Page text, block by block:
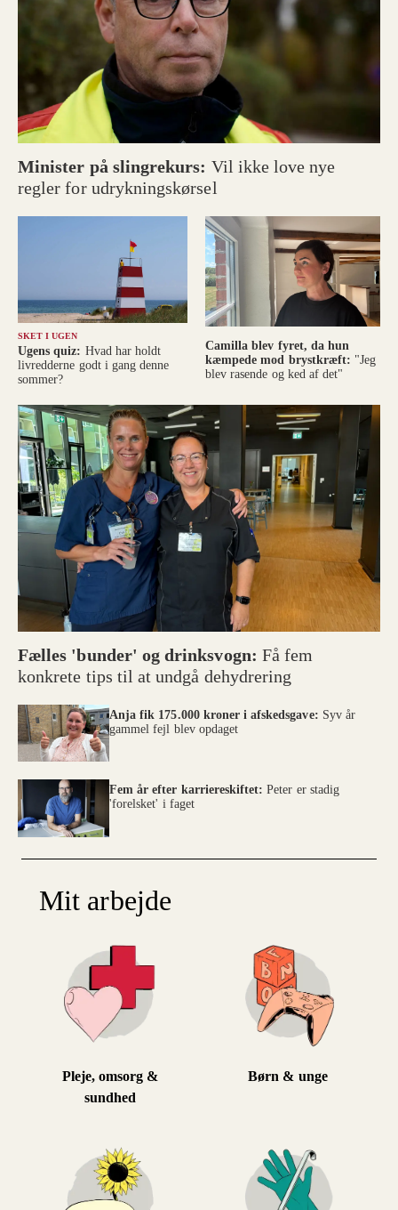
Minister på slingrekurs: Vil ikke love nye
regler for udrykningskørsel
SKET I UGEN
Ugens quiz: Hvad har holdt
livredderne godt i gang denne
sommer?
Camilla blev fyret, da hun
kæmpede mod brystkræft: "Jeg
blev rasende og ked af det"
Fælles 'bunder' og drinksvogn: Få fem
konkrete tips til at undgå dehydrering
Anja fik 175.000 kroner i afskedsgave: Syv år
gammel fejl blev opdaget
Fem år efter karriereskiftet:Peter er stadig
'forelsket' i faget
Mit arbejde
Pleje, omsorg &
sundhed
Børn & unge